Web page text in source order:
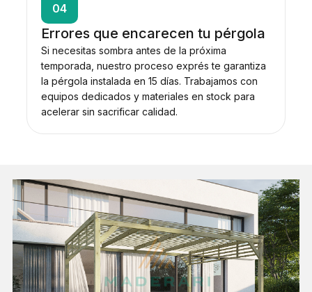
04
Errores que encarecen tu pérgola
Si necesitas sombra antes de la próxima
temporada, nuestro proceso exprés te garantiza
la pérgola instalada en 15 días. Trabajamos con
equipos dedicados y materiales en stock para
acelerar sin sacrificar calidad.